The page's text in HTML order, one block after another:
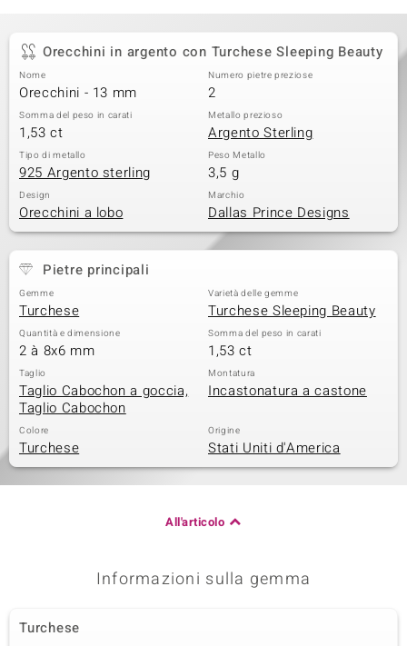
Orecchini in argento con Turchese Sleeping Beauty
Nome
Orecchini - 13 mm
Numero pietre preziose
2
Somma del peso in carati
1,53 ct
Metallo prezioso
Argento Sterling
Tipo di metallo
925 Argento sterling
Peso Metallo
3,5 g
Design
Orecchini a lobo
Marchio
Dallas Prince Designs
Pietre principali
Gemme
Turchese
Varietà delle gemme
Turchese Sleeping Beauty
Quantità e dimensione
2 à 8x6 mm
Somma del peso in carati
1,53 ct
Taglio
Taglio Cabochon a goccia,
Taglio Cabochon
Montatura
Incastonatura a castone
Colore
Turchese
Origine
Stati Uniti d'America
All'articolo
Informazioni sulla gemma
Turchese